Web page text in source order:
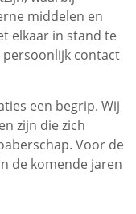
middelen en
elkaar in stand te
persoonlijk contact
een begrip. Wij
zijn die zich
Voor de
de komende jaren